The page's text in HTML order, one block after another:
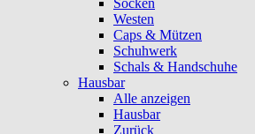
Socken
Westen
Caps & Mützen
Schuhwerk
Schals & Handschuhe
Hausbar
Alle anzeigen
Hausbar
Zurück